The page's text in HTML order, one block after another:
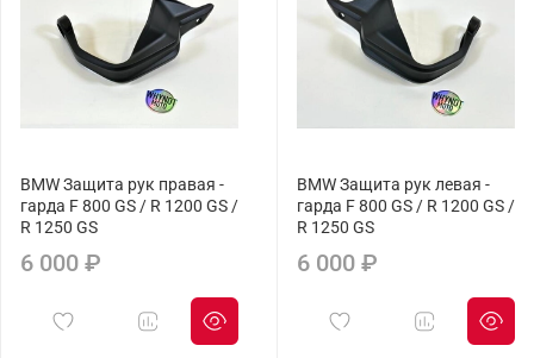
BMW Защита рук правая -
гарда F 800 GS / R 1200 GS /
R 1250 GS
6 000 ₽
BMW Защита рук левая -
гарда F 800 GS / R 1200 GS /
R 1250 GS
6 000 ₽